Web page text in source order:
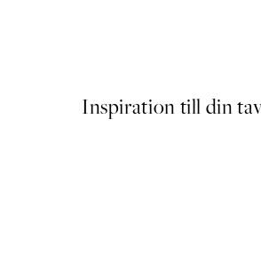
Inspiration till din